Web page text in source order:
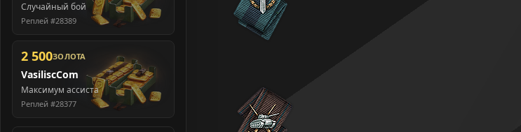
Случайный бой
Реплей #28389
2 500ЗОЛОТА
VasiliscCom
Максимум ассиста
Реплей #28377